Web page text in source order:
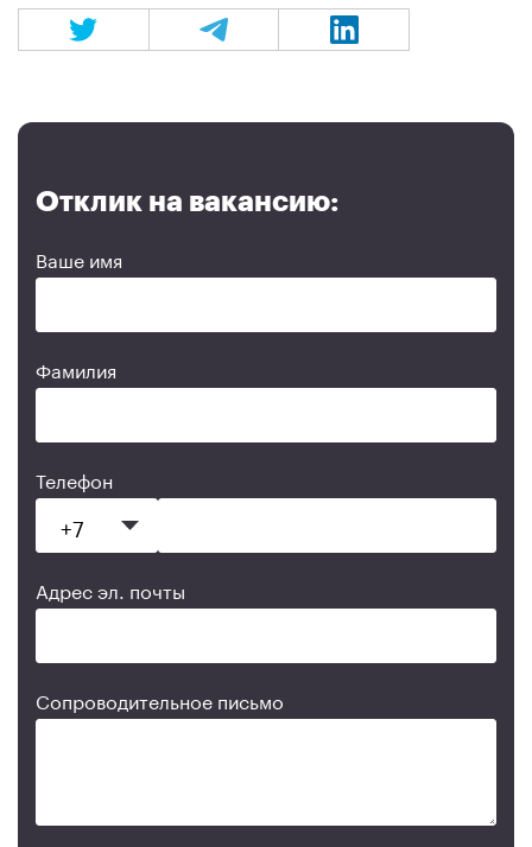
Отклик на вакансию:
Ваше имя
Фамилия
Телефон
Адрес эл. почты
Сопроводительное письмо